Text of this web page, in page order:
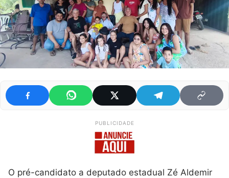
PUBLICIDADE
O pré-candidato a deputado estadual Zé Aldemir